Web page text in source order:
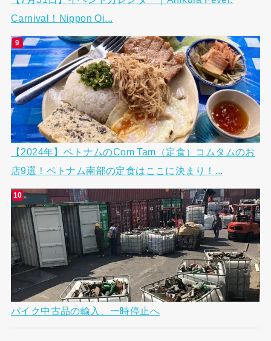
Carnival！Nippon Oi...
【2024年】ベトナムのCom Tam（定食）コムタムのお
店9選！ベトナム南部の定食はここに決まり！...
バイク中古品の輸入、一時停止へ